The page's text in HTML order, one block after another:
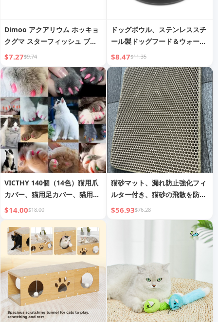
Dimoo アクアリウム ホッキョ
クグマ スターフィッシュ ブラ
インドボックス ガレージキット
$7.27$9.74
ドッグボウル、ステンレススチ
ール製ドッグフード＆ウォータ
ーボウル、滑り止め静音ボトム
付き、お手入れ簡単、食器洗い
機対応、42oz
$8.47$11.35
VICTHY 140個（14色）猫用爪
カバー、猫用足カバー、猫用爪
カバー（接着剤とアプリケータ
ー付き）
$14.00$18.00
猫砂マット、漏れ防止強化フィ
ルター付き、猫砂の飛散を防
ぎ、掃除と猫砂の管理を容易に
する二層式猫砂マット
$56.93$76.28